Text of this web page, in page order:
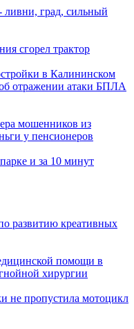
ливни, град, сильный
сгорел трактор
в Калининском
отражении атаки БПЛА
мошенников из
у пенсионеров
и за 10 минут
развитию креативных
помощи в
хирургии
не пропустила мотоцикл